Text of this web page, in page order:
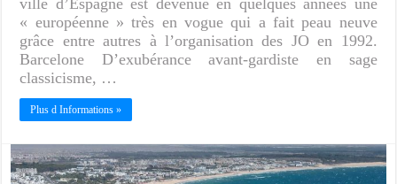
ville d’Espagne est devenue en quelques années une
« européenne » très en vogue qui a fait peau neuve
grâce entre autres à l’organisation des JO en 1992.
Barcelone D’exubérance avant-gardiste en sage
classicisme, …
Plus d Informations »